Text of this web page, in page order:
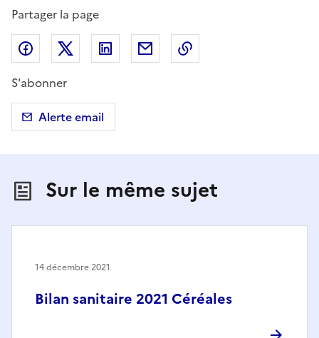
Partager la page
Partager sur Facebook
Partager sur X (anciennement Twitter)
Partager sur LinkedIn
Partager par email
S'abonner
Alerte email
Sur le même sujet
Bilan sanitaire 2021 Céréales
14 décembre 2021